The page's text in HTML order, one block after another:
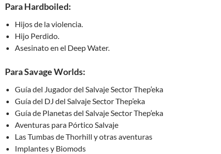
Para Hardboiled:
Hijos de la violencia.
Hijo Perdido.
Asesinato en el Deep Water.
Para Savage Worlds:
Guía del Jugador del Salvaje Sector Thep’eka
Guía del DJ del Salvaje Sector Thep’eka
Guía de Planetas del Salvaje Sector Thep’eka
Aventuras para Pórtico Salvaje
Las Tumbas de Thorhill y otras aventuras
Implantes y Biomods